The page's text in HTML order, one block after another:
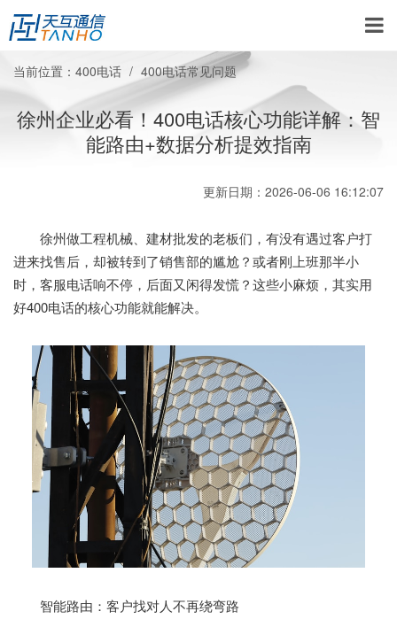
当前位置： 400电话 400电话常见问题
徐州企业必看！400电话核心功能详解：智
能路由+数据分析提效指南
更新日期：2026-06-06 16:12:07
徐州做工程机械、建材批发的老板们，有没有遇过客户打
进来找售后，却被转到了销售部的尴尬？或者刚上班那半小
时，客服电话响不停，后面又闲得发慌？这些小麻烦，其实用
好400电话的核心功能就能解决。
智能路由：客户找对人不再绕弯路